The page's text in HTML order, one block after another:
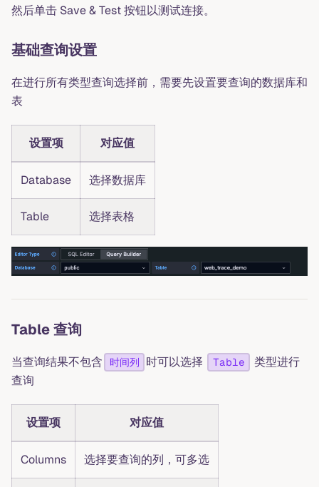
然后单击 Save & Test 按钮以测试连接。
基础查询设置
在进行所有类型查询选择前，需要先设置要查询的数据库和
表
设置项 对应值
Database 选择数据库
Table 选择表格
Table 查询
当查询结果不包含 时间列 时可以选择 Table
类型进行
查询
设置项 对应值
Columns 选择要查询的列，可多选